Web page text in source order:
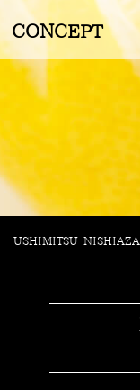
CONCEPT
USHIMITSU